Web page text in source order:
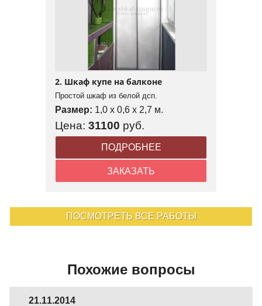
2. Шкаф купе на балконе
Простой шкаф из белой дсп.
Размер: 1,0 x 0,6 x 2,7 м.
Цена: 31100 руб.
ПОДРОБНЕЕ
ЗАКАЗАТЬ
ПОСМОТРЕТЬ ВСЕ РАБОТЫ
Похожие вопросы
21.11.2014